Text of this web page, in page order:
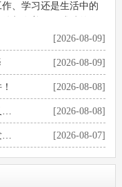
、学习还是生活中的
时证件制作就是在这个
[2026-08-09]
[2026-08-09]
[2026-08-08]
全国24小时证件制作服务，让你省心又放心！ [2026-08-08]
全国24小时证件制作，超多惊喜等你发现！ [2026-08-07]